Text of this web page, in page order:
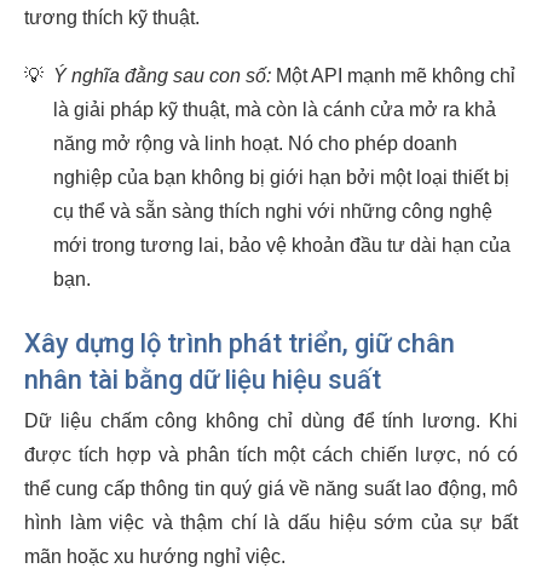
tương thích kỹ thuật.
💡 Ý nghĩa đằng sau con số: Một API mạnh mẽ không chỉ
là giải pháp kỹ thuật, mà còn là cánh cửa mở ra khả
năng mở rộng và linh hoạt. Nó cho phép doanh
nghiệp của bạn không bị giới hạn bởi một loại thiết bị
cụ thể và sẵn sàng thích nghi với những công nghệ
mới trong tương lai, bảo vệ khoản đầu tư dài hạn của
bạn.
Xây dựng lộ trình phát triển, giữ chân
nhân tài bằng dữ liệu hiệu suất
Dữ liệu chấm công không chỉ dùng để tính lương. Khi
được tích hợp và phân tích một cách chiến lược, nó có
thể cung cấp thông tin quý giá về năng suất lao động, mô
hình làm việc và thậm chí là dấu hiệu sớm của sự bất
mãn hoặc xu hướng nghỉ việc.